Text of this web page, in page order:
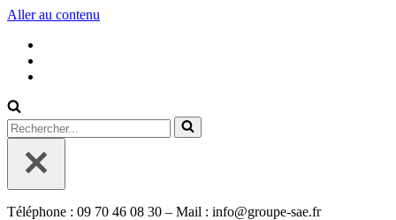
Aller au contenu
Rechercher...
Téléphone : 09 70 46 08 30 – Mail : info@groupe-sae.fr